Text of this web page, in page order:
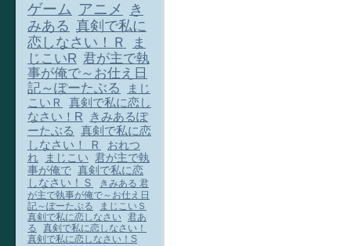
ゲーム アニメ
き
みある 真剣で私に
恋しなさい！Ｒ
ま
じこいR 君が主で執
事が俺で～お仕え日
記～ぽーたぶる
まじ
こいＲ
真剣で私に恋し
なさい！R
きみあるぽ
ーたぶる 真剣で私に恋
しなさい！ Ｒ
おれつ
れ
まじこい 君が主で執
事が俺で 真剣で私に恋
しなさい！Ｓ
きみある 君
が主で執事が俺で～お仕え日
記～ぽーたぶる
まじこいＳ
真剣で私に恋しなさい 君あ
る
真剣で私に恋しなさい！
真剣で私に恋しなさい！S